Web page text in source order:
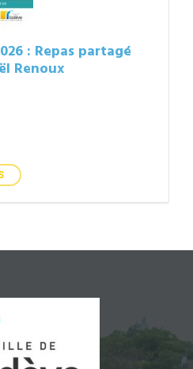
: Repas partagé
Renoux